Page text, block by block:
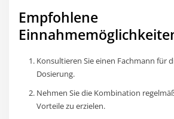
Empfohlene
Konsultieren Sie einen Fachmann für
Dosierung.
Nehmen Sie die Kombination
Vorteile zu erzielen.